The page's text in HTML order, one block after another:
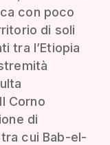
con poco
di soli
tra l’Etiopia
Corno
di
cui Bab-el-